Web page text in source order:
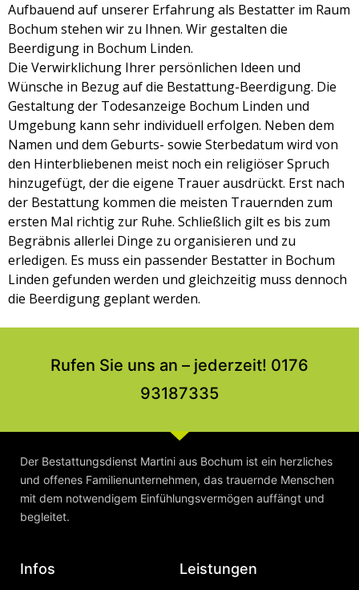
Aufbauend auf unserer Erfahrung als Bestatter im Raum
Bochum stehen wir zu Ihnen. Wir gestalten die
Beerdigung in Bochum Linden.
Die Verwirklichung Ihrer persönlichen Ideen und
Wünsche in Bezug auf die Bestattung-Beerdigung. Die
Gestaltung der Todesanzeige Bochum Linden und
Umgebung kann sehr individuell erfolgen. Neben dem
Namen und dem Geburts- sowie Sterbedatum wird von
den Hinterbliebenen meist noch ein religiöser Spruch
hinzugefügt, der die eigene Trauer ausdrückt. Erst nach
der Bestattung kommen die meisten Trauernden zum
ersten Mal richtig zur Ruhe. Schließlich gilt es bis zum
Begräbnis allerlei Dinge zu organisieren und zu
erledigen. Es muss ein passender Bestatter in Bochum
Linden gefunden werden und gleichzeitig muss dennoch
die Beerdigung geplant werden.
Rufen Sie uns an – jederzeit! 0176
93187335
Der Bestattungsdienst Martini aus Bochum ist ein herzliches
und offenes Familienunternehmen, das trauernde Menschen
mit dem notwendigem Einfühlungsvermögen auffängt und
begleitet.
Infos Leistungen